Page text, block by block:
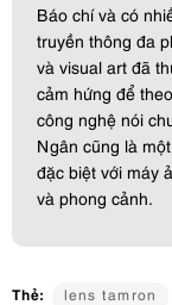
Báo chí và có
truyền thông đa
và visual art đã
cảm hứng để
công nghệ nói
Ngân cũng là
đặc biệt với máy
và phong cảnh.
Thẻ: lens tamron